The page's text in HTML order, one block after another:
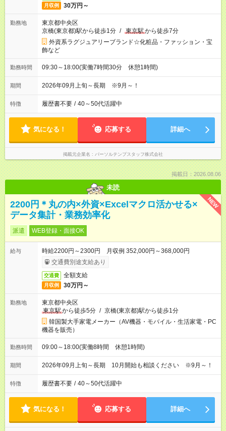
月収例 30万円～
勤務地
東京都中央区
京橋(東京都)駅から徒歩1分 / 東京駅から徒歩7分
外資系ラグジュアリーブランド☆化粧品・ファッション・宝
飾など
勤務時間 09:30～18:00(実働7時間30分 休憩1時間)
期間 2026年09月上旬～長期 ※9月～！
特徴 履歴書不要 / 40～50代活躍中
気になる！ 応募する 詳細へ
掲載元企業名 パーソルテンプスタッフ株式会社
掲載日：2026.08.06
未読
NEW
2200円＊丸の内×外資×Excelマクロ活かせる×
データ集計・業務効率化
派遣 WEB登録・面接OK
給与
時給2200円～2300円 月収例 352,000円～368,000円
交通費別途支給あり
交通費 全額支給
月収例 30万円～
勤務地
東京都中央区
東京駅から徒歩5分 / 京橋(東京都)駅から徒歩1分
韓国製大手家電メーカー（AV機器・モバイル・生活家電・PC
機器を販売）
勤務時間 09:00～18:00(実働8時間 休憩1時間)
期間 2026年09月上旬～長期 10月開始も相談ください ※9月～！
特徴 履歴書不要 / 40～50代活躍中
気になる！ 応募する 詳細へ